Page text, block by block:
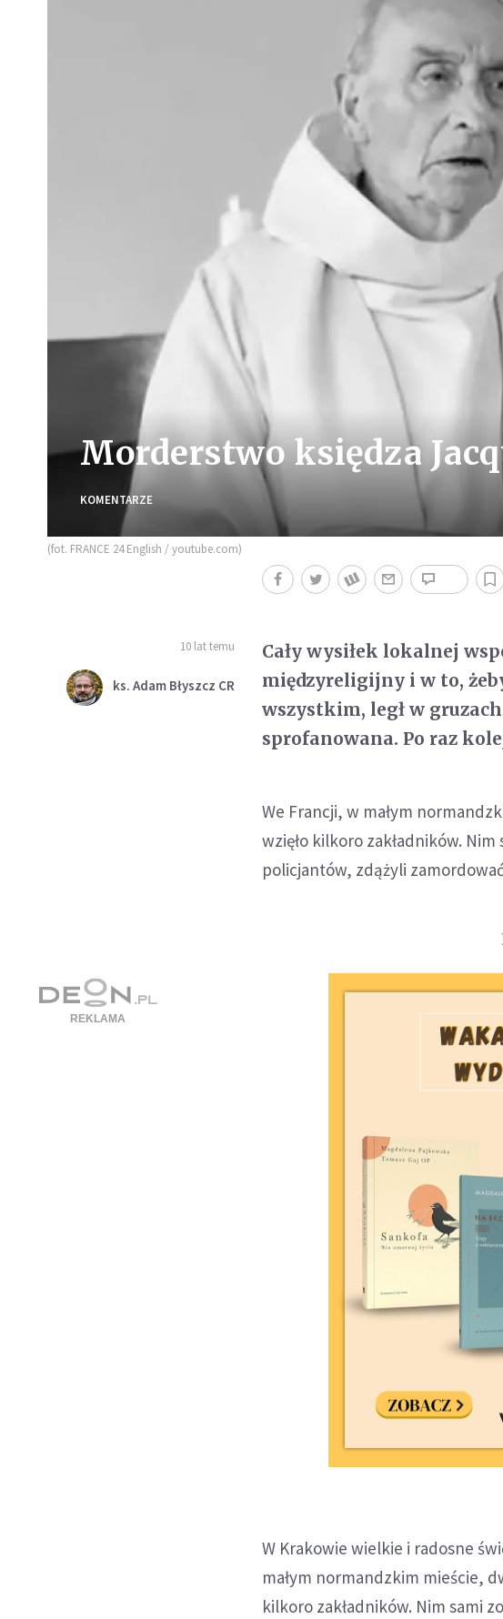
Morderstwo księdza
KOMENTARZE
(fot. FRANCE 24 English / youtube.com)
10 lat temu
ks. Adam Błyszcz CR
Cały wysiłek lokalnej
międzyreligijny i w to,
wszystkim, legł w
sprofanowana. Po raz
We Francji, w małym
wzięło kilkoro zakładników.
policjantów, zdążyli
W Krakowie wielkie i radosne
małym normandzkim mieście,
kilkoro zakładników. Nim sami